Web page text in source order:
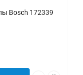
Bosch 172339